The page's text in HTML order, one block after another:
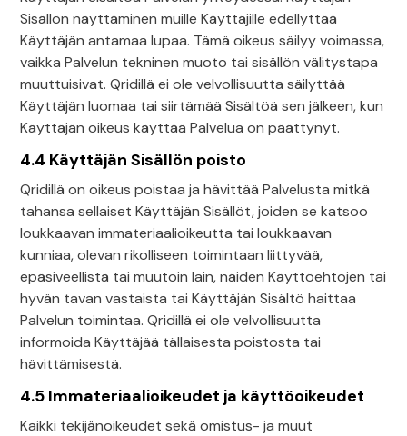
Sisällön näyttäminen muille Käyttäjille edellyttää
Käyttäjän antamaa lupaa. Tämä oikeus säilyy voimassa,
vaikka Palvelun tekninen muoto tai sisällön välitystapa
muuttuisivat. Qridillä ei ole velvollisuutta säilyttää
Käyttäjän luomaa tai siirtämää Sisältöä sen jälkeen, kun
Käyttäjän oikeus käyttää Palvelua on päättynyt.
4.4 Käyttäjän Sisällön poisto
Qridillä on oikeus poistaa ja hävittää Palvelusta mitkä
tahansa sellaiset Käyttäjän Sisällöt, joiden se katsoo
loukkaavan immateriaalioikeutta tai loukkaavan
kunniaa, olevan rikolliseen toimintaan liittyvää,
epäsiveellistä tai muutoin lain, näiden Käyttöehtojen tai
hyvän tavan vastaista tai Käyttäjän Sisältö haittaa
Palvelun toimintaa. Qridillä ei ole velvollisuutta
informoida Käyttäjää tällaisesta poistosta tai
hävittämisestä.
4.5 Immateriaalioikeudet ja käyttöoikeudet
Kaikki tekijänoikeudet sekä omistus- ja muut